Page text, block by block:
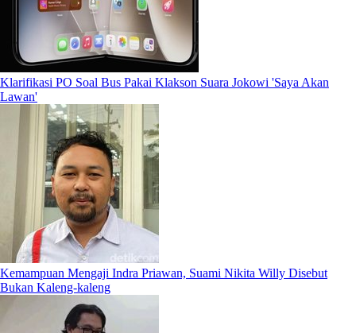
Klarifikasi PO Soal Bus Pakai Klakson Suara Jokowi 'Saya Akan
Lawan'
Kemampuan Mengaji Indra Priawan, Suami Nikita Willy Disebut
Bukan Kaleng-kaleng